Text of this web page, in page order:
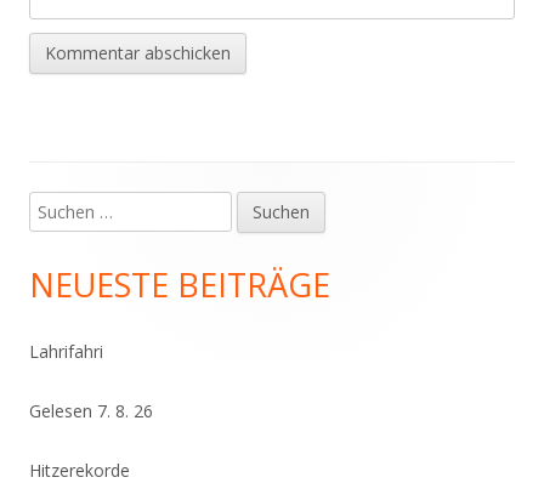
Haupt-
Seitenleiste
Suchen
nach:
NEUESTE BEITRÄGE
Lahrifahri
Gelesen 7. 8. 26
Hitzerekorde